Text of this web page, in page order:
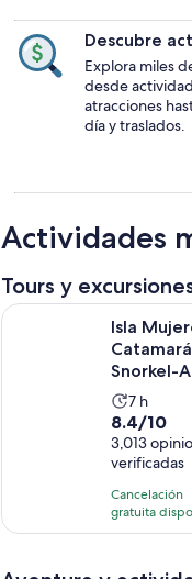
Descubre
Explora miles
desde
atracciones
día y traslados.
Actividades
Tours y
Isla
Snorkel-
Opcional,
Abierto y
La
actividad
dura
7
horas
7 h
8.4
de
10
con
3013
opiniones
8.4/10
3,013
verificadas
Cancelación
gratuita
Isla Mujeres